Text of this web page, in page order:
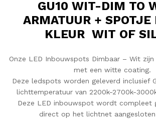
GU10 WIT-DIM TO
ARMATUUR + SPOTJE
KLEUR WIT OF
Onze LED Inbouwspots Dimbaar – Wit
met een witte coating.
Deze ledspots worden geleverd inclusief
lichttemperatuur van 2200k-2700k-
Deze LED inbouwspot wordt compleet
direct op het lichtnet